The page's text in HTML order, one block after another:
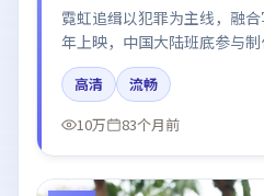
霓虹追缉以犯罪为主线，融
年上映，中国大陆班底参与
怡、王景春在片中呈现细腻
与剪辑强化了情绪曲线。
高清
流畅
10万
83个月前